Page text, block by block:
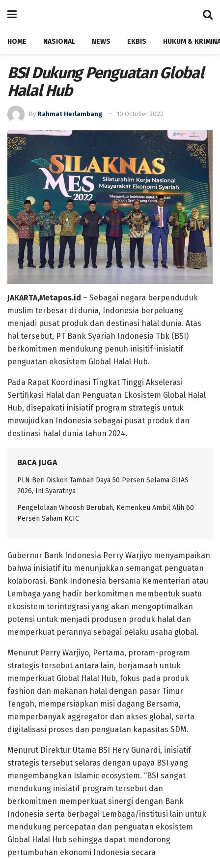
HOME NASIONAL NEWS EKBIS HUKUM &
BSI Dukung Penguatan Global
Halal Hub
By Rahmat Herlambang 10 October 2022
JAKARTA,Metapos.id – Sebagai negara berpenduduk
muslim terbesar di dunia, Indonesia berpeluang
menjadi pusat produk dan destinasi halal dunia. Atas
hal tersebut, PT Bank Syariah Indonesia Tbk (BSI)
berkomitmen mendukung penuh inisitif-inisiatif
penguatan ekosistem Global Halal Hub.
Pada Rapat Koordinasi Tingkat Tinggi Akselerasi
Sertifikasi Halal dan Penguatan Ekosistem Global Halal
Hub, disepakati inisiatif program strategis untuk
mewujudkan Indonesia sebagai pusat produk dan
destinasi halal dunia tahun 2024.
BACA JUGA
PLN Beri Diskon Tambah Daya 50 Persen Selama GIIAS
2026, Ini Syaratnya
Pengelolaan Whoosh Berubah, Kemenkeu Ambil Alih 60
Persen Saham KCIC
Gubernur Bank Indonesia Perry Warjiyo menyampaikan
bahwa inisiatif itu menunjukkan semangat penguatan
kolaborasi. Bank Indonesia bersama Kementerian atau
Lembaga yang hadir berkomitmen membentuk suatu
ekosistem terintegrasi yang akan mengoptimalkan
potensi untuk menjadi produsen produk halal dan
memperkuat perannya sebagai pelaku usaha global.
Menurut Perry Warjiyo, Pertama, proram-program
strategis tersebut antara lain, berjamaah untuk
memperkuat Global Halal Hub, fokus pada produk
fashion dan makanan halal dengan pasar Timur
Tengah, mempersiapkan misi dagang Bersama,
memperbanyak aggregator dan akses global, serta
digitalisasi proses dan penguatan kapasitas SDM.
Menurut Direktur Utama BSI Hery Gunardi, inisiatif
strategis tersebut selaras dengan upaya BSI yang
mengembangkan Islamic ecosystem. “BSI sangat
mendukung inisiatif program tersebut dan
berkomitmen memperkuat sinergi dengan Bank
Indonesia serta berbagai Lembaga/institusi lain untuk
mendukung percepatan dan penguatan ekosistem
Global Halal Hub sehingga dapat mendorong
pertumbuhan ekonomi Indonesia secara